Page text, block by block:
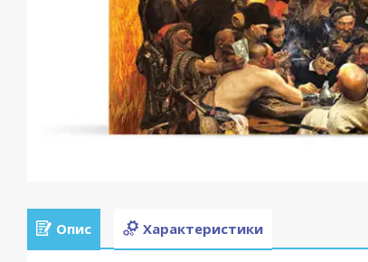
Опис Характеристики